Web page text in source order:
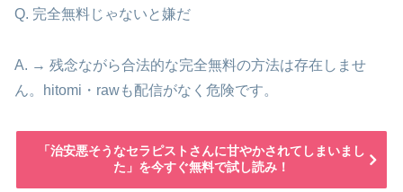
Q. 完全無料じゃないと嫌だ
A. → 残念ながら合法的な完全無料の方法は存在しませ
ん。hitomi・rawも配信がなく危険です。
「治安悪そうなセラピストさんに甘やかされてしまいまし
た」を今すぐ無料で試し読み！